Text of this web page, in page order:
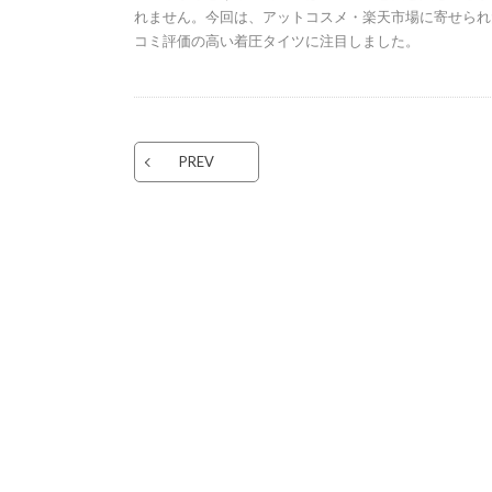
れません。今回は、アットコスメ・楽天市場に寄せられ
コミ評価の高い着圧タイツに注目しました。
PREV